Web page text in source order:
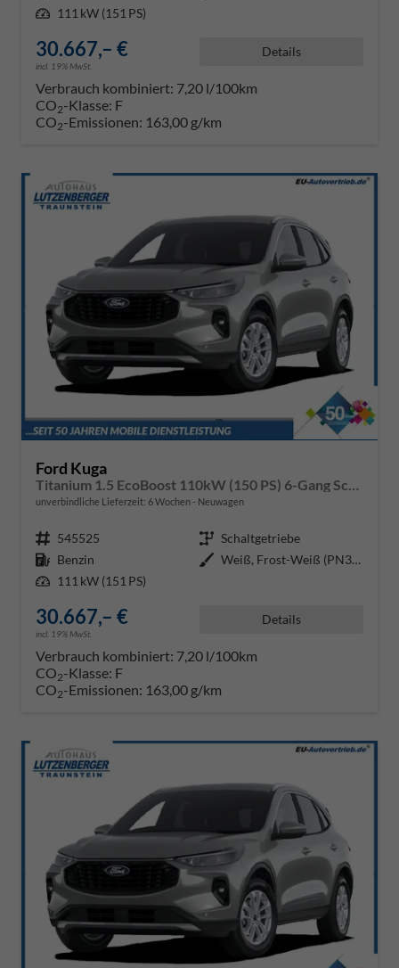
Leistung 111 kW (151 PS)
30.667,– €
incl. 19% MwSt.
Details
Verbrauch kombiniert: 7,20 l/100km
CO2-Klasse: F
CO2-Emissionen: 163,00 g/km
Ford Kuga
unverbindliche Lieferzeit: 6 Wochen Neuwagen
Fahrzeugnr. 545525 Getriebe Schaltgetriebe
Kraftstoff Benzin Außenfarbe
Weiß, Frost-Weiß (PN3GZ0)
Leistung 111 kW (151 PS)
30.667,– €
incl. 19% MwSt.
Details
Verbrauch kombiniert: 7,20 l/100km
CO2-Klasse: F
CO2-Emissionen: 163,00 g/km